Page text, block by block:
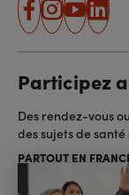
facebook
Participez
Des rendez-vous
des sujets de
PARTOUT EN